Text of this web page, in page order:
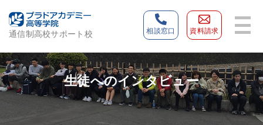
通信制高校サポート校
生徒へのインタビュー
相談窓口 資料請求